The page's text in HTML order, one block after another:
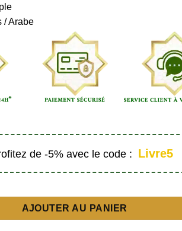
/ Arabe
de -5% avec le code : Livre5
AJOUTER AU PANIER